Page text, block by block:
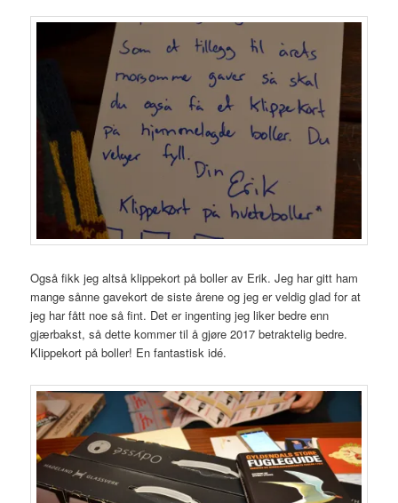
Også fikk jeg altså klippekort på boller av Erik. Jeg har gitt ham
mange sånne gavekort de siste årene og jeg er veldig glad for at
jeg har fått noe så fint. Det er ingenting jeg liker bedre enn
gjærbakst, så dette kommer til å gjøre 2017 betraktelig bedre.
Klippekort på boller! En fantastisk idé.